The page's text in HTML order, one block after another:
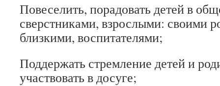
Повеселить, порадовать детей в
сверстниками, взрослыми: своими
близкими, воспитателями;
Поддержать стремление детей и
участвовать в досуге;